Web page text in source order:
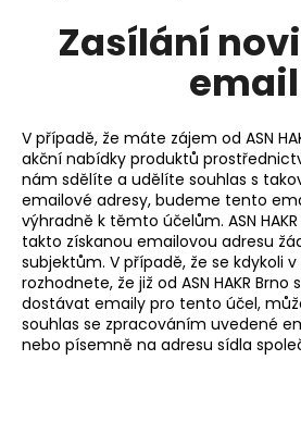
Zasílání
email
V případě, že máte zájem od ASN
akční nabídky produktů
nám sdělíte a udělíte souhlas s
emailové adresy, budeme tento
výhradně k těmto účelům. ASN
takto získanou emailovou adresu
subjektům. V případě, že se kdykoli
rozhodnete, že již od ASN HAKR Brno
dostávat emaily pro tento účel,
souhlas se zpracováním uvedené
nebo písemně na adresu sídla